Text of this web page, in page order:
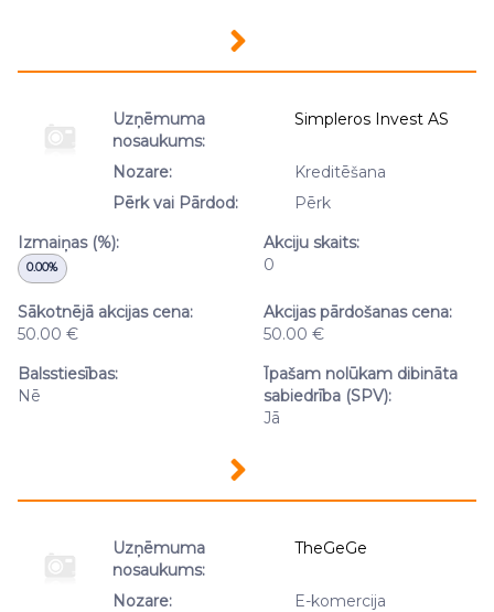
Uzņēmuma
nosaukums:
Simpleros Invest AS
Nozare:
Kreditēšana
Pērk vai Pārdod:
Pērk
Izmaiņas (%):
0.00%
Akciju skaits:
0
Sākotnējā akcijas cena:
50.00 €
Akcijas pārdošanas cena:
50.00 €
Balsstiesības:
Nē
Īpašam nolūkam dibināta
sabiedrība (SPV):
Jā
Uzņēmuma
nosaukums:
TheGeGe
Nozare:
E-komercija